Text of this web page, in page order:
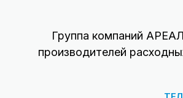
Группа компаний
производителей